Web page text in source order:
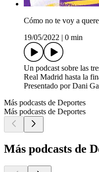
Cómo no te voy a
19/05/2022
0 min
Un podcast sobre las
Real Madrid hasta la
Presentado por Dani
Más podcasts de Deportes
Más podcasts de Deportes
Más podcasts de